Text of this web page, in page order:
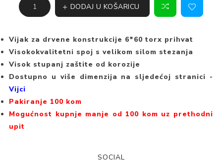
DODAJ U KOŠARICU
Vijak za drvene konstrukcije 6*60 torx prihvat
Visokokvalitetni spoj s velikom silom stezanja
Visok stupanj zaštite od korozije
Dostupno u više dimenzija na sljedećoj stranici -
Vijci
Pakiranje 100 kom
Mogućnost kupnje manje od 100 kom uz prethodni
upit
SOCIAL